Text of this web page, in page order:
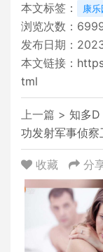
本文标签：
康乐
浏览次数：
发布日期：
本文链接：
tml
上一篇 > 知多
功发射军事侦察
收藏 分